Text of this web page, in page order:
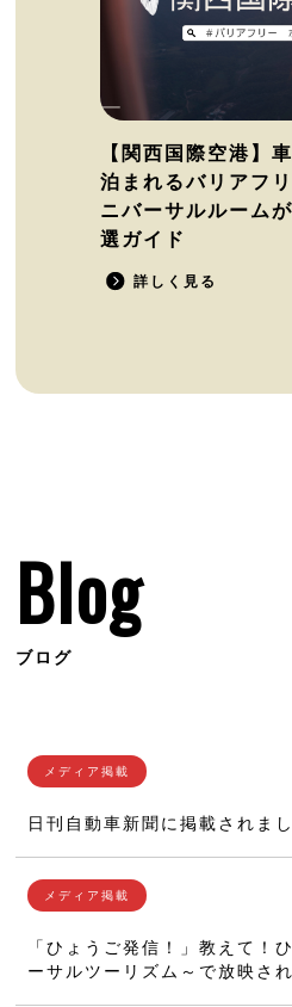
【関西国際空港】
泊まれるバリアフ
ニバーサルルーム
選ガイド
詳しく見る
Blog
ブログ
日刊自動車新聞に掲載されまし
「ひょうご発信！」教えて！
ーサルツーリズム～で放映さ